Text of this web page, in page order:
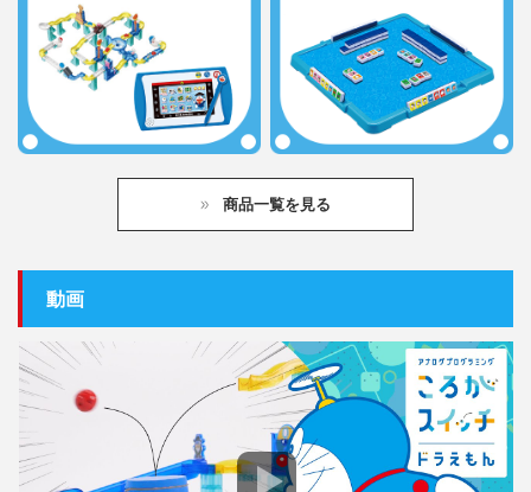
商品一覧を見る
動画